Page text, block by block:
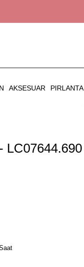
AKSESUAR PIRLANTA
LC07644.690